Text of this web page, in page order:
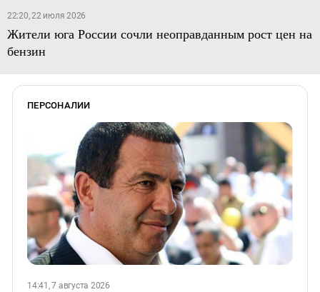
22:20, 22 июля 2026
Жители юга России сочли неоправданным рост цен на
бензин
ПЕРСОНАЛИИ
14:41, 7 августа 2026